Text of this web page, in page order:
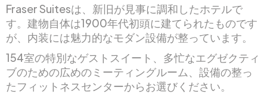
Fraser Suitesは、新旧が見事に調和したホテルで
す。建物自体は1900年代初頭に建てられたものです
が、内装には魅力的なモダン設備が整っています。
154室の特別なゲストスイート、多忙なエグゼクティ
ブのための広めのミーティングルーム、設備の整っ
たフィットネスセンターからお選びください。